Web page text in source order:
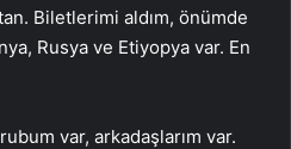
Biletlerimi aldım, önümde
Rusya ve Etiyopya var. En
var, arkadaşlarım var.